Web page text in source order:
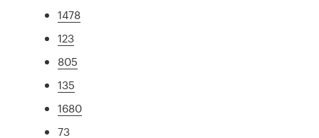
1478
123
805
135
1680
73